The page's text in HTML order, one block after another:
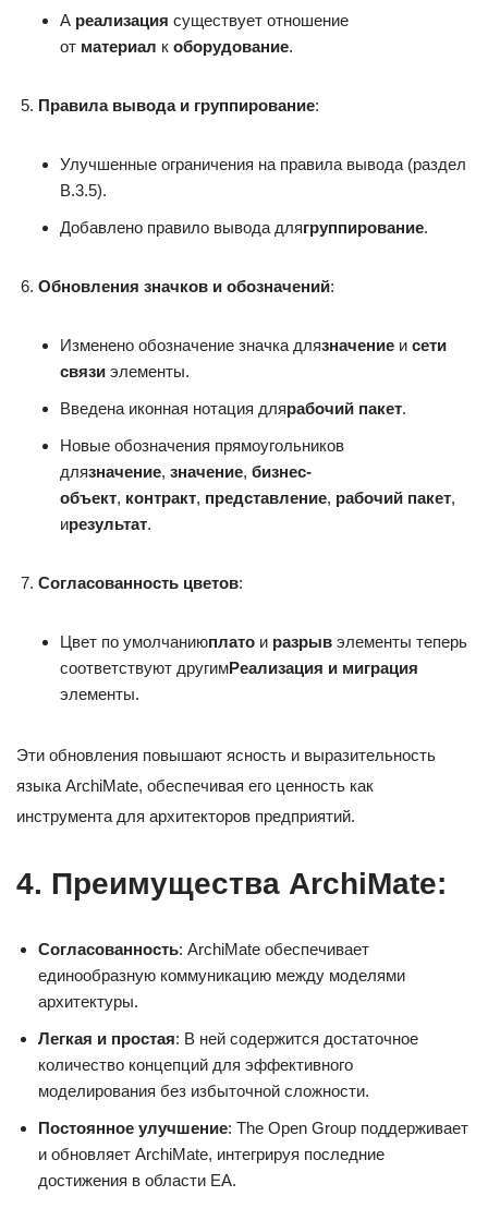
А реализация существует отношение
от материал к оборудование.
Правила вывода и группирование:
Улучшенные ограничения на правила вывода (раздел
B.3.5).
Добавлено правило вывода длягруппирование.
Обновления значков и обозначений:
Изменено обозначение значка длязначение и сети
связи элементы.
Введена иконная нотация длярабочий пакет.
Новые обозначения прямоугольников
длязначение, значение, бизнес-
объект, контракт, представление, рабочий пакет,
ирезультат.
Согласованность цветов:
Цвет по умолчаниюплато и разрыв элементы теперь
соответствуют другимРеализация и миграция
элементы.
Эти обновления повышают ясность и выразительность
языка ArchiMate, обеспечивая его ценность как
инструмента для архитекторов предприятий.
4. Преимущества ArchiMate:
Согласованность: ArchiMate обеспечивает
единообразную коммуникацию между моделями
архитектуры.
Легкая и простая: В ней содержится достаточное
количество концепций для эффективного
моделирования без избыточной сложности.
Постоянное улучшение: The Open Group поддерживает
и обновляет ArchiMate, интегрируя последние
достижения в области EA.